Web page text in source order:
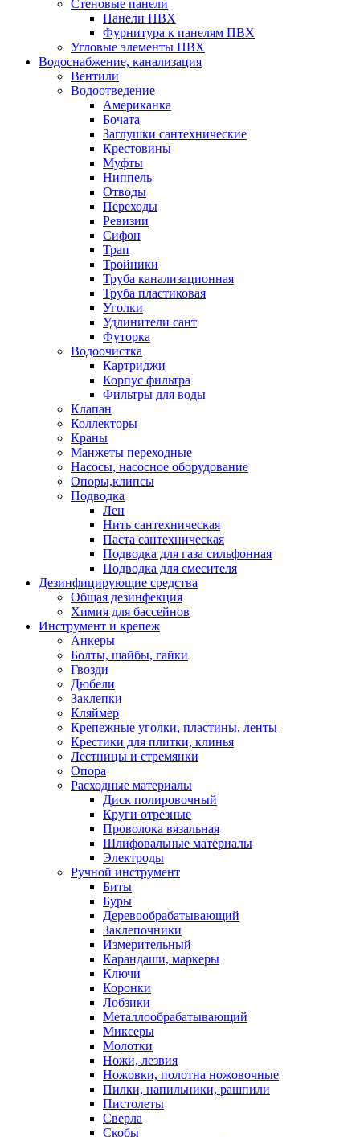
Стеновые панели
Панели ПВХ
Фурнитура к панелям ПВХ
Угловые элементы ПВХ
Водоснабжение, канализация
Вентили
Водоотведение
Американка
Бочата
Заглушки сантехнические
Крестовины
Муфты
Ниппель
Отводы
Переходы
Ревизии
Сифон
Трап
Тройники
Труба канализационная
Труба пластиковая
Уголки
Удлинители сант
Футорка
Водоочистка
Картриджи
Корпус фильтра
Фильтры для воды
Клапан
Коллекторы
Краны
Манжеты переходные
Насосы, насосное оборудование
Опоры,клипсы
Подводка
Лен
Нить сантехническая
Паста сантехническая
Подводка для газа сильфонная
Подводка для смесителя
Дезинфицирующие средства
Общая дезинфекция
Химия для бассейнов
Инструмент и крепеж
Анкеры
Болты, шайбы, гайки
Гвозди
Дюбели
Заклепки
Кляймер
Крепежные уголки, пластины, ленты
Крестики для плитки, клинья
Лестницы и стремянки
Опора
Расходные материалы
Диск полировочный
Круги отрезные
Проволока вязальная
Шлифовальные материалы
Электроды
Ручной инструмент
Биты
Буры
Деревообрабатывающий
Заклепочники
Измерительный
Карандаши, маркеры
Ключи
Коронки
Лобзики
Металлообрабатывающий
Миксеры
Молотки
Ножи, лезвия
Ножовки, полотна ножовочные
Пилки, напильники, рашпили
Пистолеты
Сверла
Скобы